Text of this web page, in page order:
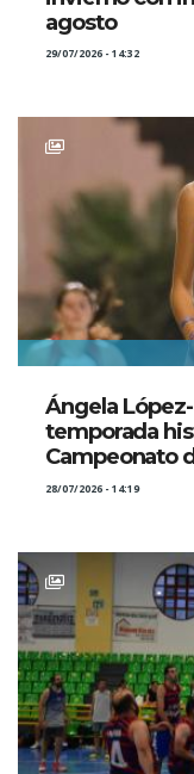
agosto
29/07/2026 - 14:32
Ángela
temporada
Campeonato
28/07/2026 - 14:19